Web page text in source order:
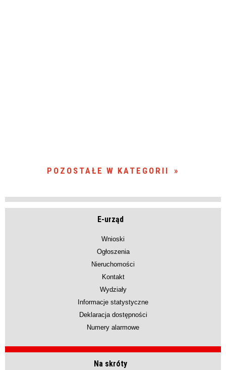
POZOSTAŁE W KATEGORII
E-urząd
Wnioski
Ogłoszenia
Nieruchomości
Kontakt
Wydziały
Informacje statystyczne
Deklaracja dostępności
Numery alarmowe
Na skróty